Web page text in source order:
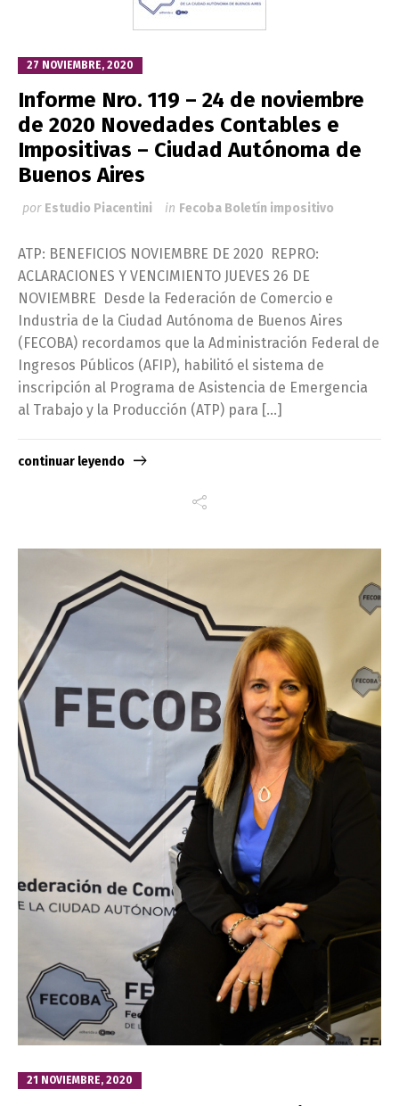
27 NOVIEMBRE, 2020
Informe Nro. 119 – 24 de noviembre
de 2020 Novedades Contables e
Impositivas – Ciudad Autónoma de
Buenos Aires
por Estudio Piacentini in Fecoba Boletín impositivo
ATP: BENEFICIOS NOVIEMBRE DE 2020 REPRO:
ACLARACIONES Y VENCIMIENTO JUEVES 26 DE
NOVIEMBRE Desde la Federación de Comercio e
Industria de la Ciudad Autónoma de Buenos Aires
(FECOBA) recordamos que la Administración Federal de
Ingresos Públicos (AFIP), habilitó el sistema de
inscripción al Programa de Asistencia de Emergencia
al Trabajo y la Producción (ATP) para […]
continuar leyendo
21 NOVIEMBRE, 2020